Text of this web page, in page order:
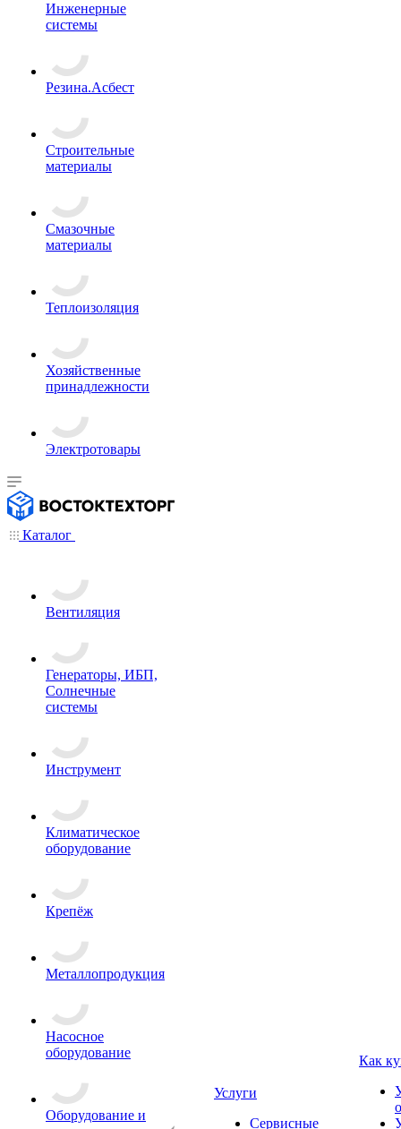
Инженерные
системы
Резина.Асбест
Строительные
материалы
Смазочные
материалы
Теплоизоляция
Хозяйственные
принадлежности
Электротовары
Каталог
Вентиляция
Генераторы, ИБП,
Солнечные
системы
Инструмент
Климатическое
оборудование
Крепёж
Металлопродукция
Насосное
оборудование
Оборудование и
Услуги
Сервисные
Как